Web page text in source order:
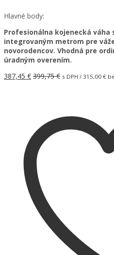
Hlavné body:
Profesionálna kojenecká váha
integrovaným metrom pre
novorodencov. Vhodná pre
úradným overením.
387,45 € 399,75€ s DPH / 315,00 €